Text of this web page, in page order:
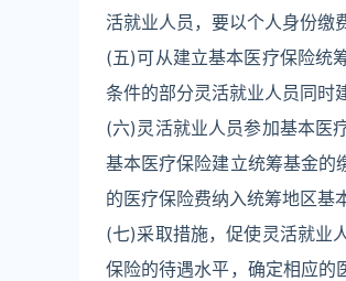
活就业人员，要以个人身份缴
(五)可从建立基本医疗保险统
条件的部分灵活就业人员同时
(六)灵活就业人员参加基本医
基本医疗保险建立统筹基金的
的医疗保险费纳入统筹地区基
(七)采取措施，促使灵活就业
保险的待遇水平，确定相应的